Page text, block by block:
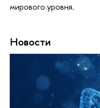
мирового уровня.
Новости